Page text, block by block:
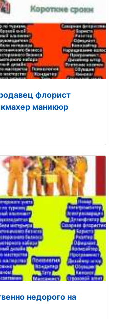
флорист
маникюр
недорого на